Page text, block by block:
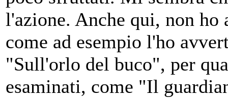
l'azione. Anche qui, non
come ad esempio l'ho
"Sull'orlo del buco", per
esaminati, come "Il